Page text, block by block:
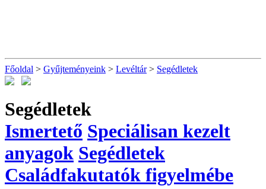
Főoldal > Gyűjteményeink > Levéltár> Segédletek
Segédletek
Ismertető Speciálisan kezelt
anyagok Segédletek
Családfakutatók figyelmébe